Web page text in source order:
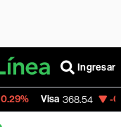
Ingresar
368.54 -0.28%